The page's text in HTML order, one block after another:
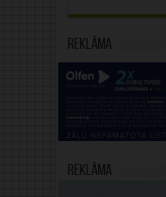
Reklāma
Reklāma